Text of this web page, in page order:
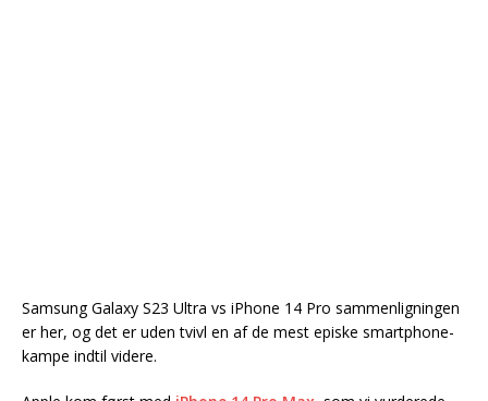
Samsung Galaxy S23 Ultra vs iPhone 14 Pro sammenligningen
er her, og det er uden tvivl en af de mest episke smartphone-
kampe indtil videre.